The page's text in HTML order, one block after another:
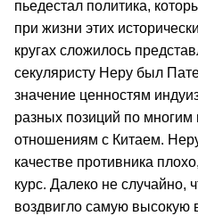
пьедестал политика,
при жизни этих
кругах сложилось
секуляристу Неру был
значение ценностям
разных позиций по многим
отношениям с Китаем.
качестве противника
курс. Далеко не случайно,
воздвигло самую высокую